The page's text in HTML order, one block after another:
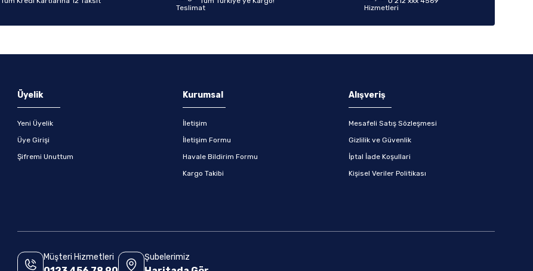
Üyelik
Yeni Üyelik
Üye Girişi
Şifremi Unuttum
Kurumsal
İletişim
İletişim Formu
Havale Bildirim Formu
Kargo Takibi
Alışveriş
Mesafeli Satış Sözleşmesi
Gizlilik ve Güvenlik
İptal İade Koşullari
Kişisel Veriler Politikası
Müşteri Hizmetleri Şubelerimiz